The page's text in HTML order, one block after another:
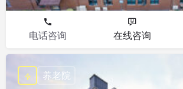
电话咨询 在线咨询
养老院